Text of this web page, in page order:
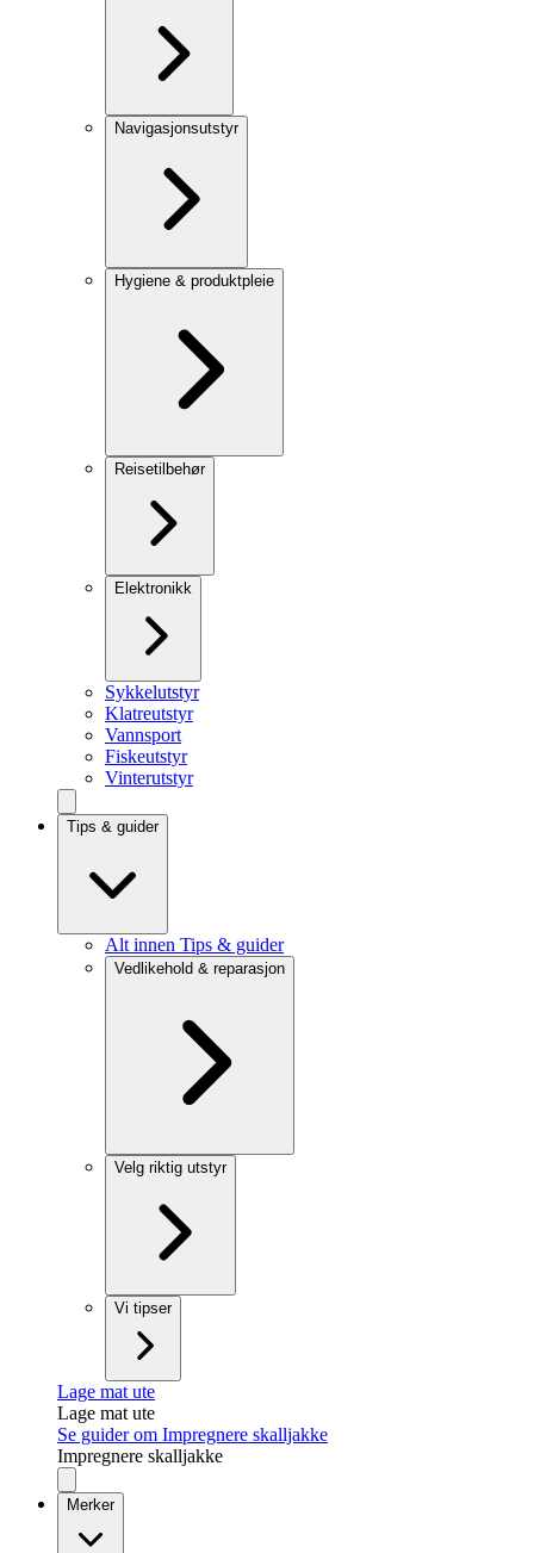
Navigasjonsutstyr
Hygiene & produktpleie
Reisetilbehør
Elektronikk
Sykkelutstyr
Klatreutstyr
Vannsport
Fiskeutstyr
Vinterutstyr
Tips & guider
Alt innen Tips & guider
Vedlikehold & reparasjon
Velg riktig utstyr
Vi tipser
Lage mat ute
Lage mat ute
Se guider om Impregnere skalljakke
Impregnere skalljakke
Merker